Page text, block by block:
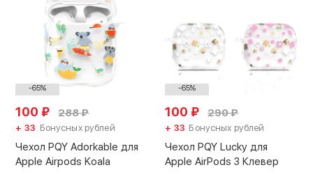
-65%
100 ₽ 288₽
+ 33 Бонусных рублей
Чехол PQY Adorkable для
Apple Airpods Koala
-65%
100 ₽ 290₽
+ 33 Бонусных рублей
Чехол PQY Lucky для
Apple AirPods 3 Клевер